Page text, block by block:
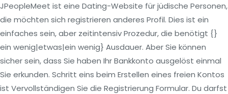
JPeopleMeet ist eine Dating-Website für jüdische Personen,
die möchten sich registrieren anderes Profil. Dies ist ein
einfaches sein, aber zeitintensiv Prozedur, die benötigt {}
ein wenig|etwas|ein wenig} Ausdauer. Aber Sie können
sicher sein, dass Sie haben Ihr Bankkonto ausgelöst einmal
Sie erkunden. Schritt eins beim Erstellen eines freien Kontos
ist Vervollständigen Sie die Registrierung Formular. Du darfst